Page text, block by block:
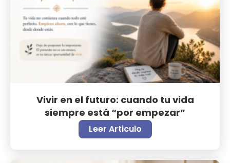
Vivir en el futuro: cuando tu vida
siempre está “por empezar”
Leer Articulo